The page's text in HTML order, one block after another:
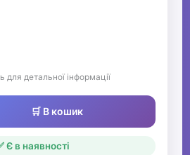
для детальної інформації
🛒 В кошик
Є в наявності